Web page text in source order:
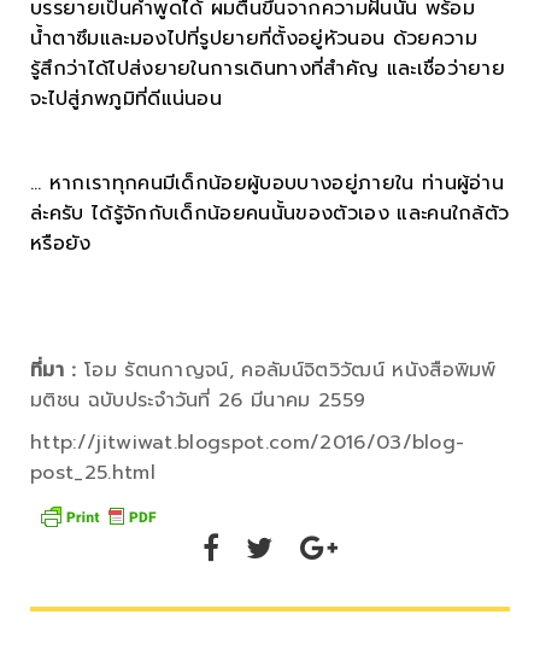
บรรยายเป็นคำพูดได้ ผมตื่นขึ้นจากความฝันนั้น พร้อม
น้ำตาซึมและมองไปที่รูปยายที่ตั้งอยู่หัวนอน ด้วยความ
รู้สึกว่าได้ไปส่งยายในการเดินทางที่สำคัญ และเชื่อว่ายาย
จะไปสู่ภพภูมิที่ดีแน่นอน
… หากเราทุกคนมีเด็กน้อยผู้บอบบางอยู่ภายใน ท่านผู้อ่าน
ล่ะครับ ได้รู้จักกับเด็กน้อยคนนั้นของตัวเอง และคนใกล้ตัว
หรือยัง
ที่มา : โอม รัตนกาญจน์, คอลัมน์จิตวิวัฒน์ หนังสือพิมพ์
มติชน ฉบับประจำวันที่ 26 มีนาคม 2559
http://jitwiwat.blogspot.com/2016/03/blog-
post_25.html